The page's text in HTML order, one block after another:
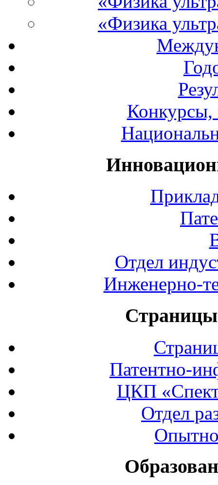
«Физика
Конкурсы,
Отдел
Инженерно-
Страницы
Патентно-
ЦКП
Отдел